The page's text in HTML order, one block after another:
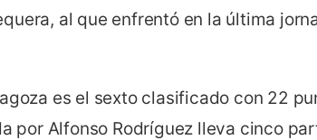
al que enfrentó en la última
es el sexto clasificado con 22
por Alfonso Rodríguez lleva cinco